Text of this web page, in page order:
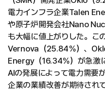
電力インフラ企業Talen
や原子炉開発会社Nano
も大幅に値上がりした。こ
Vernova（25.84％）、
Energy（16.34％）が急激
AIの発展によって電力需要が
企業の業績改善が期待され